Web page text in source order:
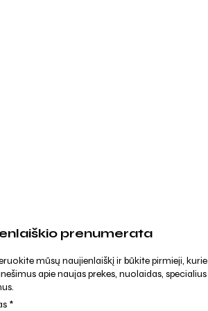
prenumerata
mūsų naujienlaiškį ir būkite pirmieji, kurie
apie naujas prekes, nuolaidas, specialius